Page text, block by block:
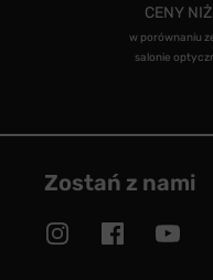
CENY
w porównaniu
salonie
Zostań z nami